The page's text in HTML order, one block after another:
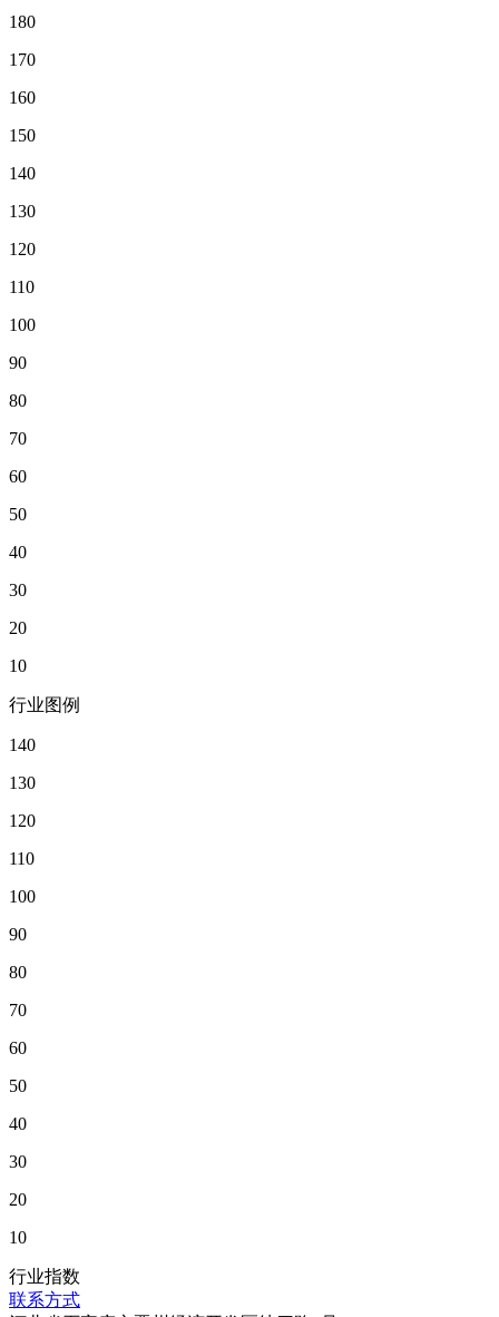
180
170
160
150
140
130
120
110
100
90
80
70
60
50
40
30
20
10
行业图例
140
130
120
110
100
90
80
70
60
50
40
30
20
10
行业指数
联系方式